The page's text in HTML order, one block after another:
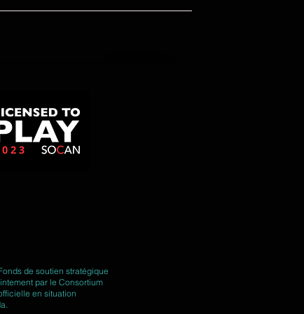
de soutien stratégique
par le Consortium
en situation